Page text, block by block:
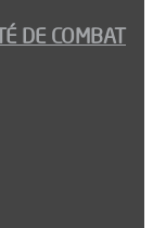
DE COMBAT